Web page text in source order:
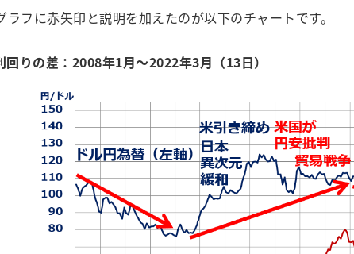
フに赤矢印と説明を加えたのが以下のチャートです。
りの差：2008年1月～2022年3月（13日）